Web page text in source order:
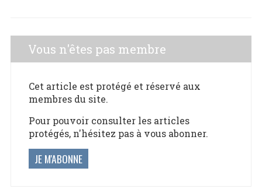
Vous n'êtes pas membre
Cet article est protégé et réservé aux
membres du site.
Pour pouvoir consulter les articles
protégés, n'hésitez pas à vous abonner.
JE M'ABONNE